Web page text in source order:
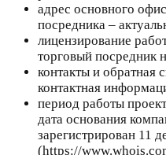
адрес основного
посредника –
лицензирование
торговый посредник
контакты и обратная
контактная
период работы
дата основания
зарегистрирован 11
(https://